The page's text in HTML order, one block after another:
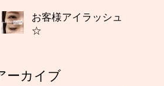
お客様アイラッシュ
☆
ーカイブ